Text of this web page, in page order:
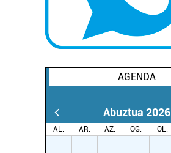
AGENDA
Abuztua 2026
AL. AR. AZ. OG. OL.